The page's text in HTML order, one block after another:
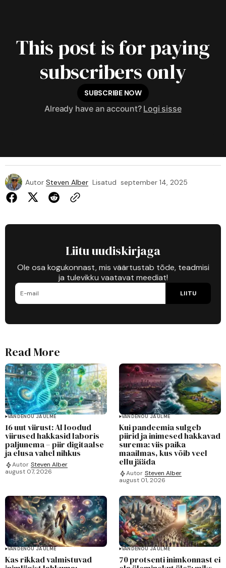
This post is for paying
subscribers only
SUBSCRIBE NOW
Already have an account? Logi sisse
Autor Steven Alber Lisatud september 14, 2025
Liitu uudiskirjaga
Ole osa kogukonnast, mis väärtustab tõde, teadmisi
ja tulevikku vaatavat meediat!
LIITU
Read More
VANDENÕU JA ULME
16 uut viirust: AI loodud
viirused hakkasid laboris
paljunema – piir digitaalse
ja elusa vahel nihkus
Autor Steven Alber
august 07, 2026
VANDENÕU JA ULME
Kui pandeemia sulgeb
piirid ja inimesed hakkavad
surema: viis paika
maailmas, kus võib veel
ellu jääda
Autor Steven Alber
august 01, 2026
VANDENÕU JA ULME
Kas rikkad valmistuvad
VANDENÕU JA ULME
70 protsenti inimkonnast ei